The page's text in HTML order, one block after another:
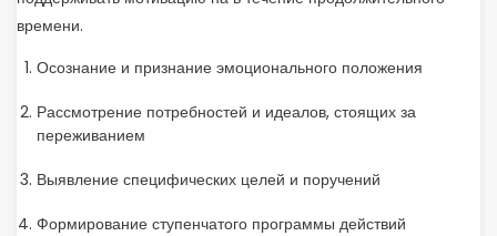
времени.
Осознание и признание эмоционального положения
Рассмотрение потребностей и идеалов, стоящих за
переживанием
Выявление специфических целей и поручений
Формирование ступенчатого программы действий